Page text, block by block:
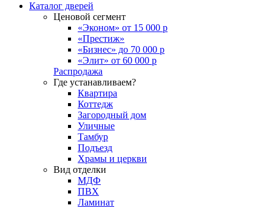
Каталог дверей
Ценовой сегмент
«Эконом» от 15 000 р
«Престиж»
«Бизнес» до 70 000 р
«Элит» от 60 000 р
Распродажа
Где устанавливаем?
Квартира
Коттедж
Загородный дом
Уличные
Тамбур
Подъезд
Храмы и церкви
Вид отделки
МДФ
ПВХ
Ламинат